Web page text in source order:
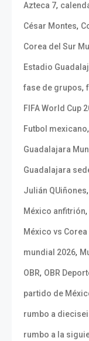
Azteca 7,
César Montes,
Corea del Sur
Estadio
fase de grupos,
FIFA World Cup
Futbol mexicano,
Guadalajara
Guadalajara
Julián QUiñones,
México anfitrión,
México vs
mundial 2026,
OBR, OBR
partido de
rumbo a
rumbo a la